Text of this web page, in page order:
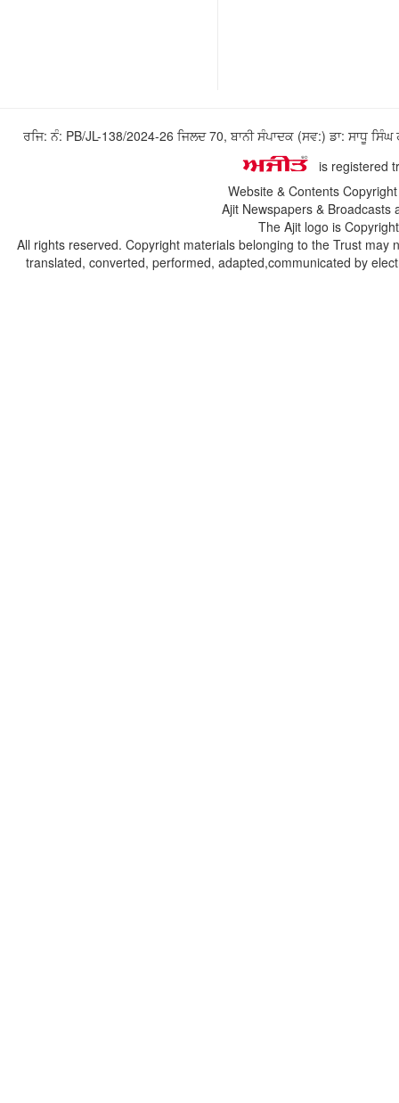
ਰਜਿ: ਨੰ: PB/JL-138/2024-26 ਜਿਲਦ 70, ਬਾਨੀ ਸੰਪਾਦਕ (ਸਵ:) ਡਾ: ਸਾਧੂ
is registered
Website & Contents
Ajit Newspapers &
The Ajit logo is
All rights reserved. Copyright materials belonging to the Trust
translated, converted, performed, adapted,communicated by